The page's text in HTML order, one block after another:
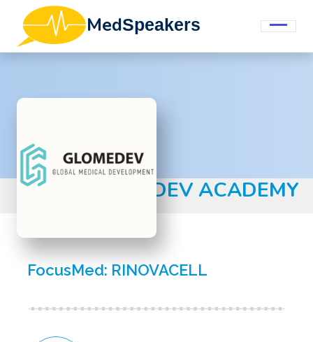
MedSpeakers
GLOMEDEV ACADEMY
FocusMed: RINOVACELL